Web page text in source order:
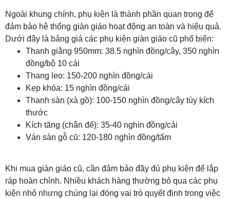
Ngoài khung chính, phụ kiện là thành phần quan trọng để
đảm bảo hệ thống giàn giáo hoạt động an toàn và hiệu quả.
Dưới đây là bảng giá các phụ kiện giàn giáo cũ phổ biến:
Thanh giằng 950mm: 38.5 nghìn đồng/cây, 350 nghìn
đồng/bộ 10 cái
Thang leo: 150-200 nghìn đồng/cái
Kẹp khóa: 15 nghìn đồng/cái
Thanh sàn (xà gồ): 100-150 nghìn đồng/cây tùy kích
thước
Kích tăng (chân đế): 35-40 nghìn đồng/cái
Ván sàn gỗ cũ: 120-180 nghìn đồng/tấm
Khi mua giàn giáo cũ, cần đảm bảo đầy đủ phụ kiện để lắp
ráp hoàn chỉnh. Nhiều khách hàng thường bỏ qua các phụ
kiện nhỏ nhưng chúng lại đóng vai trò quyết định trong việc